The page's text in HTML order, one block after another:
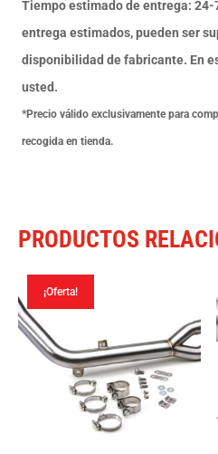
Steel
con
tapa
carbono
Yamaha
Superténéré
2010-
20
cantidad
Tiempo estimado de entrega:
entrega estimados, pueden ser
disponibilidad de fabricante. En
usted.
*Precio válido exclusivamente para
recogida en tienda.
PRODUCTOS
¡Oferta!